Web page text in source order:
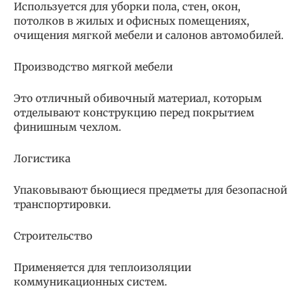
Используется для уборки пола, стен, окон,
потолков в жилых и офисных помещениях,
очищения мягкой мебели и салонов автомобилей.
Производство мягкой мебели
Это отличный обивочный материал, которым
отделывают конструкцию перед покрытием
финишным чехлом.
Логистика
Упаковывают бьющиеся предметы для безопасной
транспортировки.
Строительство
Применяется для теплоизоляции
коммуникационных систем.